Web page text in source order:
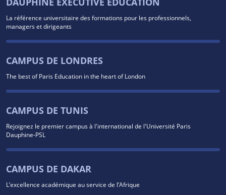
La référence universitaire des formations pour les professionnels,
managers et dirigeants
CAMPUS DE LONDRES
The best of Paris Education in the heart of London
CAMPUS DE TUNIS
Rejoignez le premier campus à l'international de l'Université Paris
Dauphine-PSL
CAMPUS DE DAKAR
L’excellence académique au service de l’Afrique